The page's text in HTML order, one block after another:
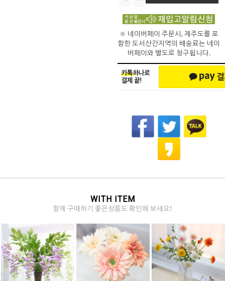
※ 네이버페이 주문시, 제주도를 포
함한 도서산간지역의 배송료는 네이
버페이와 별도로 청구됩니다.
WITH ITEM
함께 구매하기 좋은상품도 확인해 보세요!